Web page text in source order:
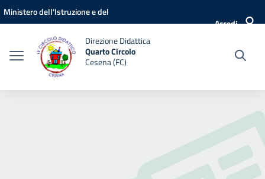
Vai ai contenuti
Vai al menu di navigazione
Vai al footer
Ministero dell'Istruzione e del
Accedi
Direzione Didattica
Quarto Circolo
Cesena (FC)